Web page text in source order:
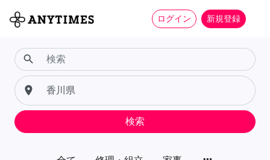
ログイン 新規登録
search
place
検索